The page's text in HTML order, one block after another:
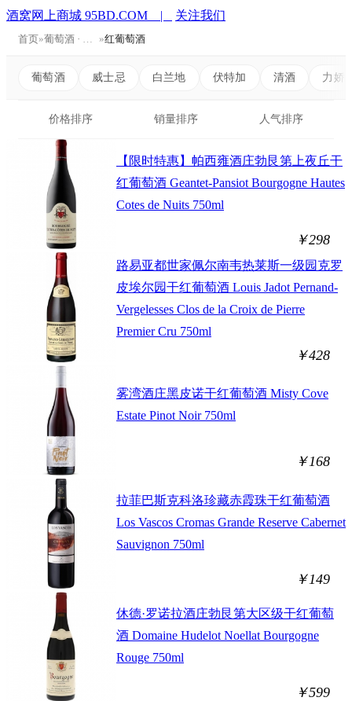
酒窝网上商城 95BD.COM | 关注我们
首页» 葡萄酒 · Wine »红葡萄酒
葡萄酒 威士忌 白兰地 伏特加 清酒 力娇
价格排序 销量排序 人气排序
【限时特惠】帕西雍酒庄勃艮第上夜丘干
红葡萄酒 Geantet-Pansiot Bourgogne Hautes
Cotes de Nuits 750ml
￥298
路易亚都世家佩尔南韦热莱斯一级园克罗
皮埃尔园干红葡萄酒 Louis Jadot Pernand-
Vergelesses Clos de la Croix de Pierre
Premier Cru 750ml
￥428
雾湾酒庄黑皮诺干红葡萄酒 Misty Cove
Estate Pinot Noir 750ml
￥168
拉菲巴斯克科洛珍藏赤霞珠干红葡萄酒
Los Vascos Cromas Grande Reserve Cabernet
Sauvignon 750ml
￥149
休德·罗诺拉酒庄勃艮第大区级干红葡萄
酒 Domaine Hudelot Noellat Bourgogne
Rouge 750ml
￥599